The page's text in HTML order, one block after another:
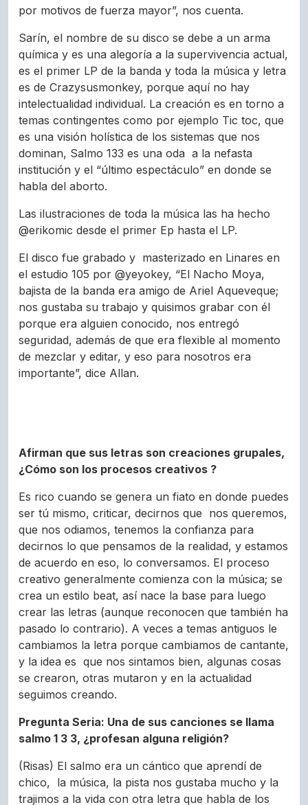
por motivos de fuerza mayor”, nos cuenta.
Sarín, el nombre de su disco se debe a un arma
química y es una alegoría a la supervivencia actual,
es el primer LP de la banda y toda la música y letra
es de Crazysusmonkey, porque aquí no hay
intelectualidad individual. La creación es en torno a
temas contingentes como por ejemplo Tic toc, que
es una visión holística de los sistemas que nos
dominan, Salmo 133 es una oda a la nefasta
institución y el “último espectáculo” en donde se
habla del aborto.
Las ilustraciones de toda la música las ha hecho
@erikomic desde el primer Ep hasta el LP.
El disco fue grabado y masterizado en Linares en
el estudio 105 por @yeyokey, “El Nacho Moya,
bajista de la banda era amigo de Ariel Aqueveque;
nos gustaba su trabajo y quisimos grabar con él
porque era alguien conocido, nos entregó
seguridad, además de que era flexible al momento
de mezclar y editar, y eso para nosotros era
importante”, dice Allan.
Afirman que sus letras son creaciones grupales,
¿Cómo son los procesos creativos ?
Es rico cuando se genera un fiato en donde puedes
ser tú mismo, criticar, decirnos que nos queremos,
que nos odiamos, tenemos la confianza para
decirnos lo que pensamos de la realidad, y estamos
de acuerdo en eso, lo conversamos. El proceso
creativo generalmente comienza con la música; se
crea un estilo beat, así nace la base para luego
crear las letras (aunque reconocen que también ha
pasado lo contrario). A veces a temas antiguos le
cambiamos la letra porque cambiamos de cantante,
y la idea es que nos sintamos bien, algunas cosas
se crearon, otras mutaron y en la actualidad
seguimos creando.
Pregunta Seria: Una de sus canciones se llama
salmo 1 3 3, ¿profesan alguna religión?
(Risas) El salmo era un cántico que aprendí de
chico, la música, la pista nos gustaba mucho y la
trajimos a la vida con otra letra que habla de los